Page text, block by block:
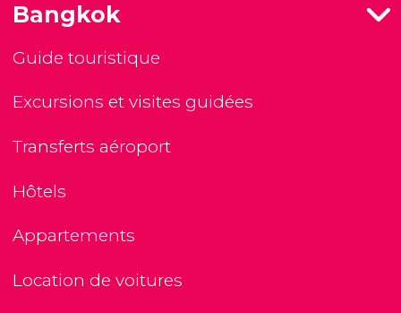
Bangkok
Guide touristique
Excursions et visites guidées
Transferts aéroport
Hôtels
Appartements
Location de voitures